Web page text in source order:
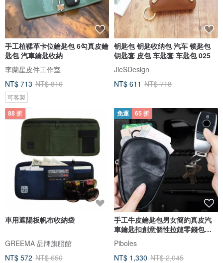
手工植鞣革卡位鑰匙包 6勾真皮鑰
匙包 汽車鑰匙收納
李蘭星皮件工作室
NT$ 713 NT$ 810
可客製
钥匙包 钥匙收纳包 汽车 锁匙包
钥匙套 皮包 车匙套 车匙包 025
JieSDesign
NT$ 611 NT$ 718
88 折
車用遮陽板帆布收納袋
GREEMA 品牌旗艦館
NT$ 572 NT$ 650
免運 65 折
手工牛皮鑰匙包男女簡約真皮汽
車鑰匙扣創意個性拉鏈零錢包收
納包
Piboles
NT$ 1,330 NT$ 2,045